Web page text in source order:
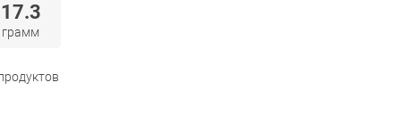
17.3
грамм